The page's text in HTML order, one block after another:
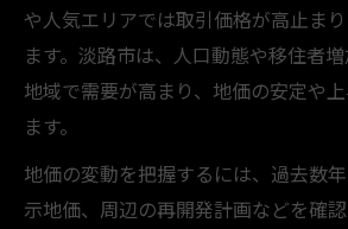
や人気エリアでは取引価格が高止ま
ます。淡路市は、人口動態や移住者
地域で需要が高まり、地価の安定や
ます。
地価の変動を把握するには、過去数
示地価、周辺の再開発計画などを確